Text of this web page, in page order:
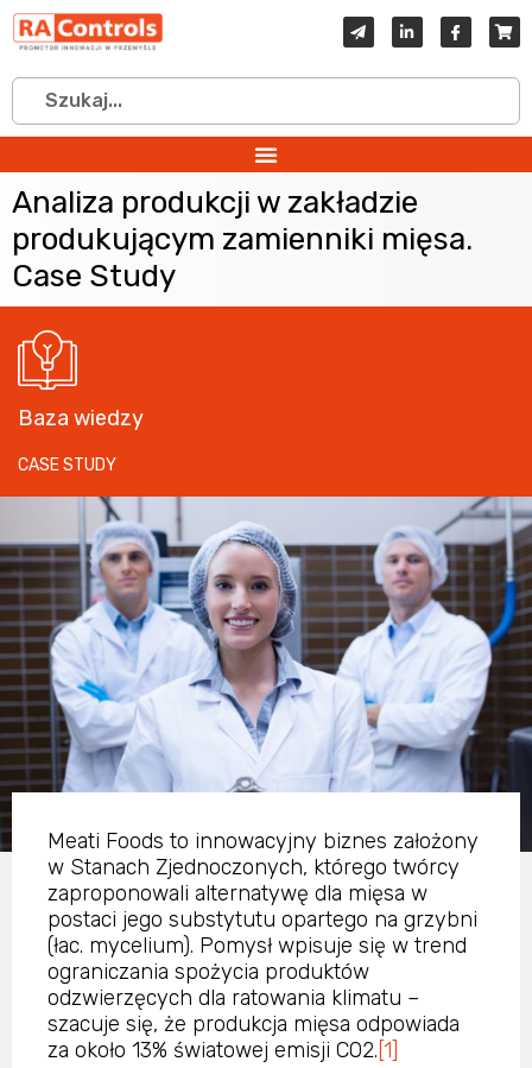
Baza wiedzy
CASE STUDY
Analiza produkcji w zakładzie
produkującym zamienniki mięsa.
Case Study
Meati Foods to innowacyjny biznes założony
w Stanach Zjednoczonych, którego twórcy
zaproponowali alternatywę dla mięsa w
postaci jego substytutu opartego na grzybni
(łac. mycelium). Pomysł wpisuje się w trend
ograniczania spożycia produktów
odzwierzęcych dla ratowania klimatu –
szacuje się, że produkcja mięsa odpowiada
za około 13% światowej emisji CO2.[1]